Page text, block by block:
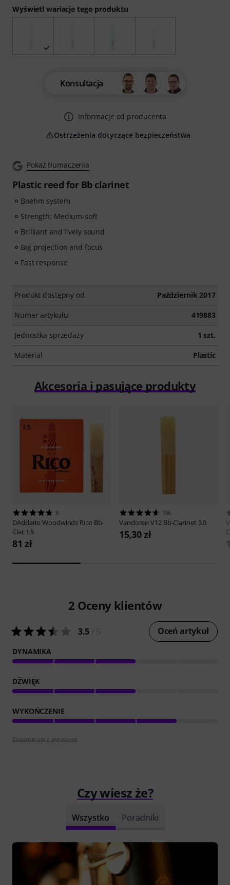
Pokaż tłumaczenia
Plastic reed for Bb clarinet
Boehm system
Strength: Medium-soft
Brilliant and lively sound
Big projection and focus
Fast response
Produkt dostępny od Październik 2017
Numer artykułu 419883
Jednostka sprzedaży 1 szt.
Material Plastic
Wyświetl wariacje tego produktu
Konsultacja
Informacje od producenta
Ostrzeżenia dotyczące bezpieczeństwa
Akcesoria i pasujące produkty
9
DAddario Woodwinds Rico Bb-
Clar 1.5
81 zł
156
VandorenV12 Bb-Clarinet 3.0
15,30 zł
2 Oceny klientów
3.5 Oceń artykuł
DYNAMIKA
DŹWIĘK
WYKOŃCZENIE
Zapoznaj się z wytyczymi
Czy wiesz że?
Wszystko Poradniki